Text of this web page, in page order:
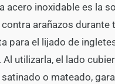
acero inoxidable es la
arañazos durante
para el lijado de
utilizarla, el lado
o mateado,